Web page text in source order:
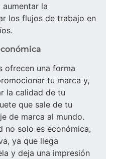
la
los flujos de trabajo en
ofrecen una forma
tu marca y,
la calidad de tu
que sale de tu
de marca al mundo.
no solo es económica,
ya que llega
y deja una impresión